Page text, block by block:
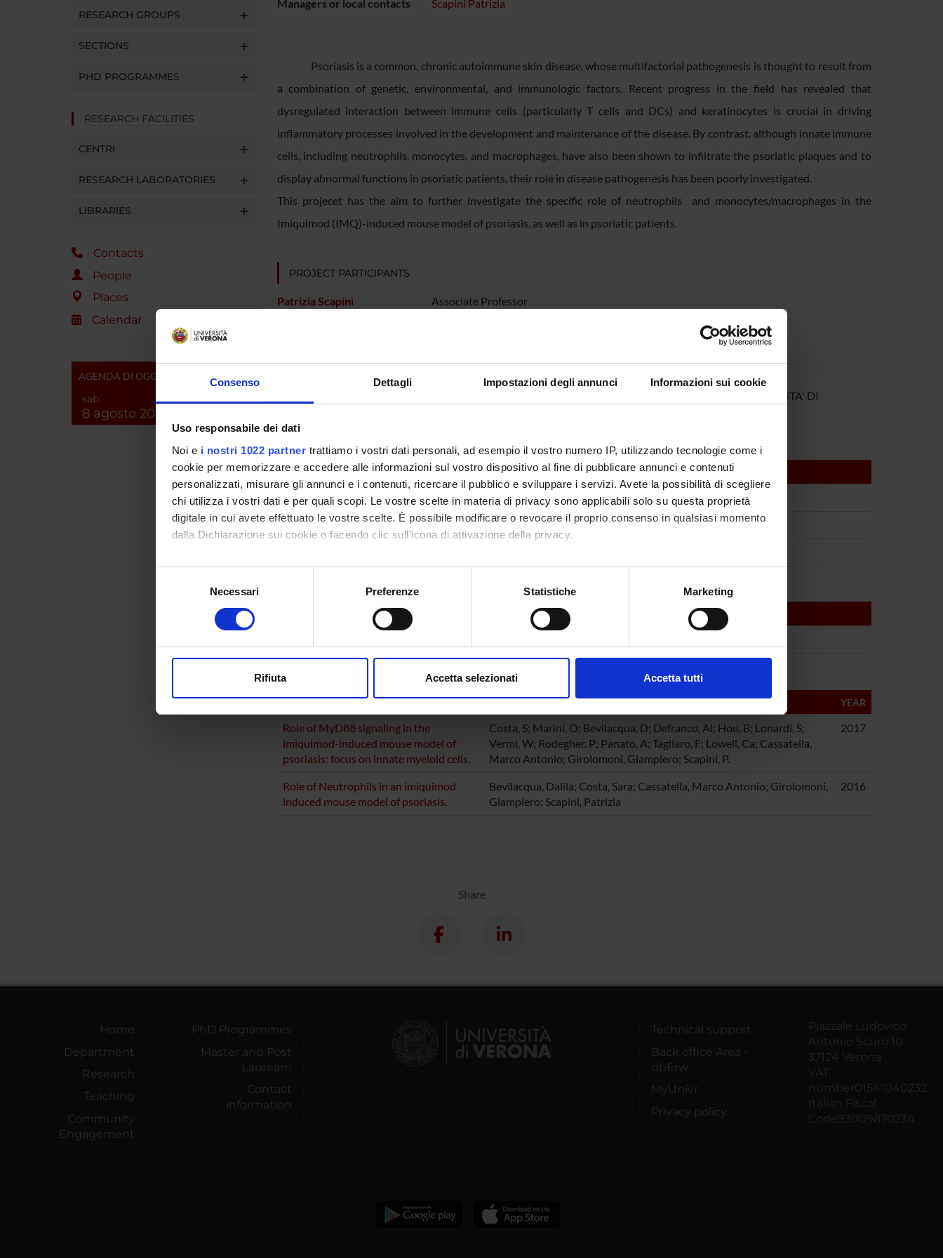
Consenso Dettagli Impostazioni degli annunci Informazioni sui cookie
Uso responsabile dei dati
Noi e i nostri 1022 partner trattiamo i vostri dati personali, ad esempio il vostro numero IP, utilizzando tecnologie come i
cookie per memorizzare e accedere alle informazioni sul vostro dispositivo al fine di pubblicare annunci e contenuti
personalizzati, misurare gli annunci e i contenuti, ricercare il pubblico e sviluppare i servizi. Avete la possibilità di scegliere
chi utilizza i vostri dati e per quali scopi. Le vostre scelte in materia di privacy sono applicabili solo su questa proprietà
digitale in cui avete effettuato le vostre scelte. È possibile modificare o revocare il proprio consenso in qualsiasi momento
dalla Dichiarazione sui cookie o facendo clic sull'icona di attivazione della privacy.
Con il tuo consenso, vorremmo anche:
raccogliere informazioni sulla tua posizione geografica, con un'approssimazione di qualche metro,
digitali).
modificare o ritirare il tuo consenso in qualsiasi momento dalla Dichiarazione sui cookie.
di analisi dei dati web, pubblicità e social media, i quali potrebbero combinarle con altre informazioni che hai fornito loro o
che hanno raccolto dal tuo utilizzo dei loro servizi.
Necessari Preferenze Statistiche Marketing
Rifiuta Accetta selezionati Accetta tutti
RESEARCH GROUPS
SECTIONS
PHD PROGRAMMES
RESEARCH FACILITIES
CENTRI
RESEARCH LABORATORIES
LIBRARIES
Contacts
People
Places
Calendar
AGENDA DI OGGI
sab
8 agosto 2026
Managers or local contacts
Scapini Patrizia
Psoriasis is a common, chronic autoimmune skin disease, whose multifactorial pathogenesis is thought to result from
a combination of genetic, environmental, and immunologic factors. Recent progress in the field has revealed that
dysregulated interaction between immune cells (particularly T cells and DCs) and keratinocytes is crucial in driving
inflammatory processes involved in the development and maintenance of the disease. By contrast, although innate immune
cells, including neutrophils, monocytes, and macrophages, have also been shown to infiltrate the psoriatic plaques and to
display abnormal functions in psoriatic patients, their role in disease pathogenesis has been poorly investigated.
​This projecet has the aim to further investigate the specific role of neutrophils and monocytes/macrophages in the
Imiquimod (IMQ)-induced mouse model of psoriasis, as well as in psoriatic patients.
PROJECT PARTICIPANTS
Patrizia Scapini Associate Professor
COLLABORATORI ESTERNI
UNIVERSITA' DI
RESEARCH AREAS INVOLVED IN THE PROJECT
Immunology (DM)
Immunology (DNBM) (DNBM)
PUBLICATIONS
TITLE
AUTHORS YEAR
Role of MyD88 signaling in the
imiquimod-induced mouse model of
psoriasis: focus on innate myeloid cells.
Costa, S; Marini, O; Bevilacqua, D; Defranco, Al; Hou, B; Lonardi, S;
Vermi, W; Rodegher, P; Panato, A; Tagliaro, F; Lowell, Ca; Cassatella,
Marco Antonio; Girolomoni, Giampiero; Scapini, P.
2017
Role of Neutrophils in an imiquimod
induced mouse model of psoriasis.
Bevilacqua, Dalila; Costa, Sara; Cassatella, Marco Antonio; Girolomoni,
Giampiero; Scapini, Patrizia
2016
Share
Home
Department
Research
Teaching
Community
Engagement
PhD Programmes
Master and Post
Lauream
Contact
information
Technical support
Back office Area -
dbErw
MyUnivr
Privacy policy
Piazzale Ludovico
Antonio Scuro 10
37124 Verona
VAT
number01541040232
Italian Fiscal
Code93009870234